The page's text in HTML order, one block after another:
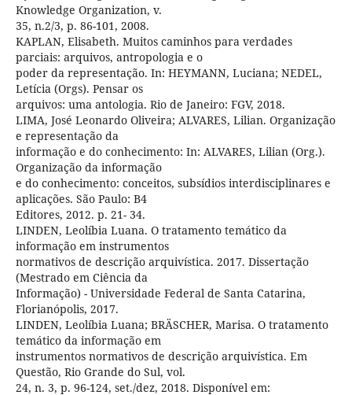
Knowledge Organization, v.
35, n.2/3, p. 86-101, 2008.
KAPLAN, Elisabeth. Muitos caminhos para verdades
parciais: arquivos, antropologia e o
poder da representação. In: HEYMANN, Luciana; NEDEL,
Letícia (Orgs). Pensar os
arquivos: uma antologia. Rio de Janeiro: FGV, 2018.
LIMA, José Leonardo Oliveira; ALVARES, Lilian. Organização
e representação da
informação e do conhecimento: In: ALVARES, Lilian (Org.).
Organização da informação
e do conhecimento: conceitos, subsídios interdisciplinares e
aplicações. São Paulo: B4
Editores, 2012. p. 21- 34.
LINDEN, Leolíbia Luana. O tratamento temático da
informação em instrumentos
normativos de descrição arquivística. 2017. Dissertação
(Mestrado em Ciência da
Informação) - Universidade Federal de Santa Catarina,
Florianópolis, 2017.
LINDEN, Leolíbia Luana; BRÄSCHER, Marisa. O tratamento
temático da informação em
instrumentos normativos de descrição arquivística. Em
Questão, Rio Grande do Sul, vol.
24, n. 3, p. 96-124, set./dez, 2018. Disponível em: